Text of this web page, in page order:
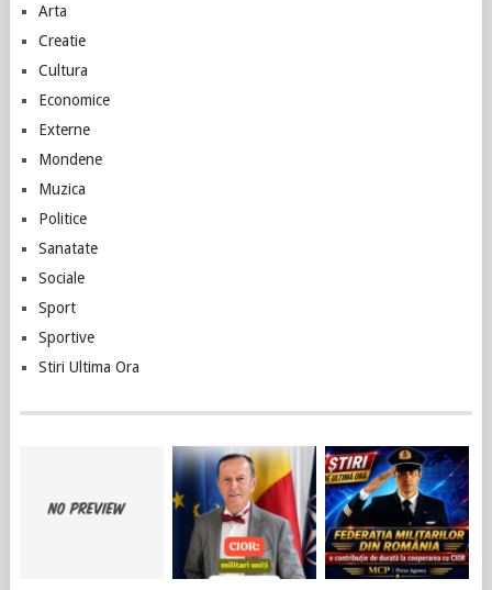
Arta
Creatie
Cultura
Economice
Externe
Mondene
Muzica
Politice
Sanatate
Sociale
Sport
Sportive
Stiri Ultima Ora